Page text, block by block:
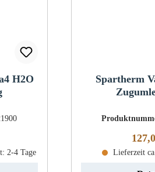
H2O
2-4 Tage
Spartherm
Lieferzeit